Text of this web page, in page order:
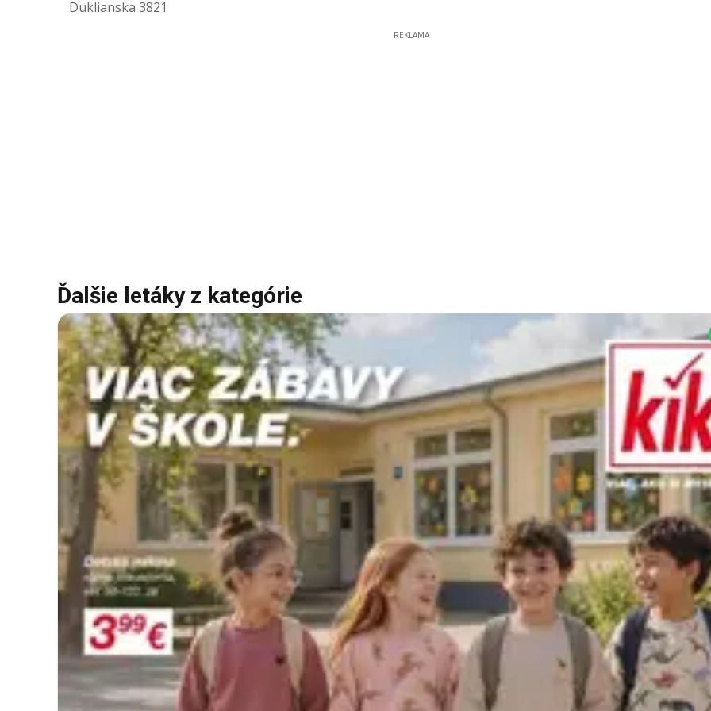
Duklianska 3821
REKLAMA
Ďalšie letáky z kategórie